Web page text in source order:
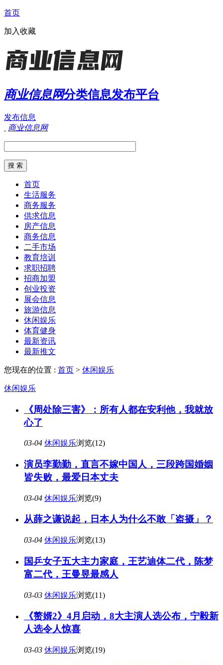
首页
加入收藏
商业信息网分类信息发布平台
发布信息
商业信息网
首页
生活服务
商务服务
供求信息
房产信息
商务信息
二手市场
教育培训
求职招聘
招商加盟
创业投资
展会信息
旅游信息
休闲娱乐
体育健身
最新资讯
最新推文
您现在的位置 : 首页 > 休闲娱乐
休闲娱乐
《周处除三害》：所有人都在安利他，我就放
心了
03-04 休闲娱乐浏览(12)
演员李勤勤，直言不嫁中国人，三段跨国婚姻
皆失败，最爱日本丈夫
03-04 休闲娱乐浏览(9)
从薛之谦说起，日本人为什么不敢「盗摄」？
03-04 休闲娱乐浏览(13)
国乒女子五大主力家庭，王艺迪体二代，陈梦
富二代，王曼昱最感人
03-03 休闲娱乐浏览(11)
《赘婿2》4月启动，8大主演人选公布，宁毅新
人选令人惊喜
03-03 休闲娱乐浏览(19)